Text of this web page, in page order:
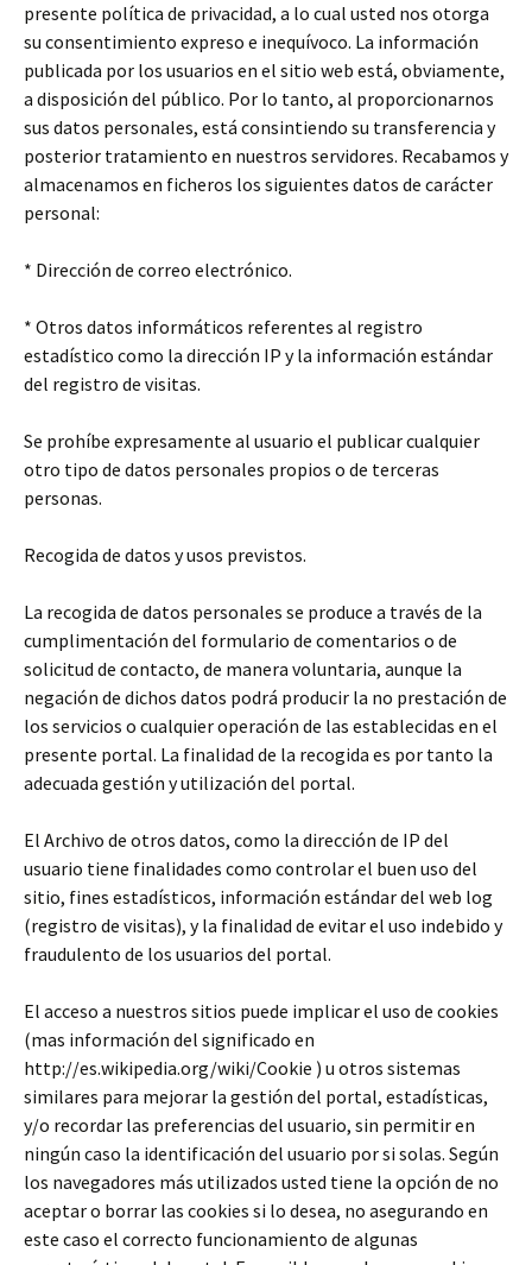
presente política de privacidad, a lo cual usted nos otorga
su consentimiento expreso e inequívoco. La información
publicada por los usuarios en el sitio web está, obviamente,
a disposición del público. Por lo tanto, al proporcionarnos
sus datos personales, está consintiendo su transferencia y
posterior tratamiento en nuestros servidores. Recabamos y
almacenamos en ficheros los siguientes datos de carácter
personal:
* Dirección de correo electrónico.
* Otros datos informáticos referentes al registro
estadístico como la dirección IP y la información estándar
del registro de visitas.
Se prohíbe expresamente al usuario el publicar cualquier
otro tipo de datos personales propios o de terceras
personas.
Recogida de datos y usos previstos.
La recogida de datos personales se produce a través de la
cumplimentación del formulario de comentarios o de
solicitud de contacto, de manera voluntaria, aunque la
negación de dichos datos podrá producir la no prestación de
los servicios o cualquier operación de las establecidas en el
presente portal. La finalidad de la recogida es por tanto la
adecuada gestión y utilización del portal.
El Archivo de otros datos, como la dirección de IP del
usuario tiene finalidades como controlar el buen uso del
sitio, fines estadísticos, información estándar del web log
(registro de visitas), y la finalidad de evitar el uso indebido y
fraudulento de los usuarios del portal.
El acceso a nuestros sitios puede implicar el uso de cookies
(mas información del significado en
http://es.wikipedia.org/wiki/Cookie ) u otros sistemas
similares para mejorar la gestión del portal, estadísticas,
y/o recordar las preferencias del usuario, sin permitir en
ningún caso la identificación del usuario por si solas. Según
los navegadores más utilizados usted tiene la opción de no
aceptar o borrar las cookies si lo desea, no asegurando en
este caso el correcto funcionamiento de algunas